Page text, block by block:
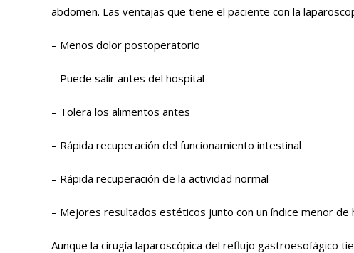
abdomen. Las ventajas que tiene el paciente con la
– Menos dolor postoperatorio
– Puede salir antes del hospital
– Tolera los alimentos antes
– Rápida recuperación del funcionamiento intestinal
– Rápida recuperación de la actividad normal
– Mejores resultados estéticos junto con un índice menor de
Aunque la cirugía laparoscópica del reflujo gastroesofágico